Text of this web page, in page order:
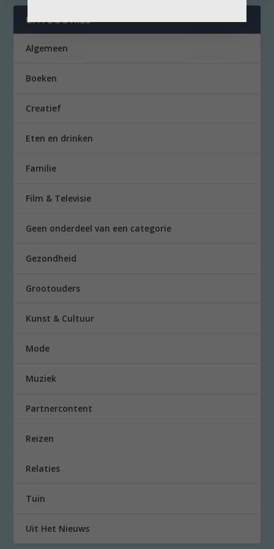
CATEGORIES
Algemeen
Boeken
Creatief
Eten en drinken
Familie
Film & Televisie
Geen onderdeel van een categorie
Gezondheid
Grootouders
Kunst & Cultuur
Mode
Muziek
Partnercontent
Reizen
Relaties
Tuin
Uit Het Nieuws